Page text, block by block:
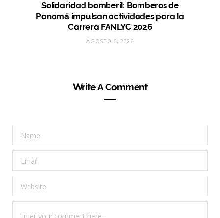
Solidaridad bomberil: Bomberos de
Panamá impulsan actividades para la
Carrera FANLYC 2026
AGOSTO 6, 2026
Write A Comment